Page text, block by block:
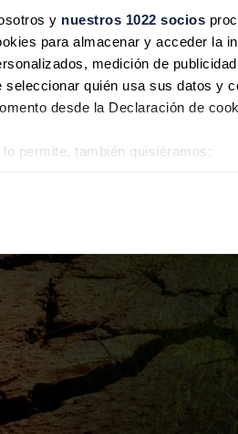
y nuestros 1022 socios
para almacenar y acceder la
medición de
seleccionar quién usa sus datos y
desde la Declaración de
lo permite, también quisiéramos:
cookies de este sitio web se
el tráfico. Además,
sociales, publicidad y análisis
hayan recopilado a partir del uso